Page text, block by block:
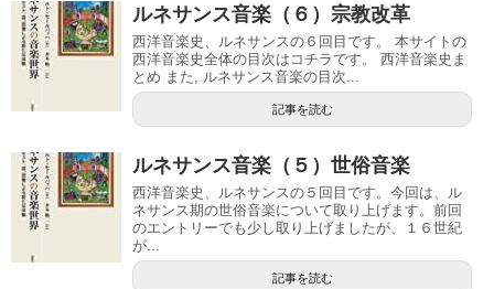
ルネサンス音楽（６）宗教改革
西洋音楽史、ルネサンスの６回目です。 本サイトの
西洋音楽史全体の目次はコチラです。 西洋音楽史ま
とめ また, ルネサンス音楽の目次...
記事を読む
ルネサンス音楽（５）世俗音楽
西洋音楽史、ルネサンスの５回目です。今回は、ル
ネサンス期の世俗音楽について取り上げます。前回
のエントリーでも少し取り上げましたが、１６世紀
が...
記事を読む